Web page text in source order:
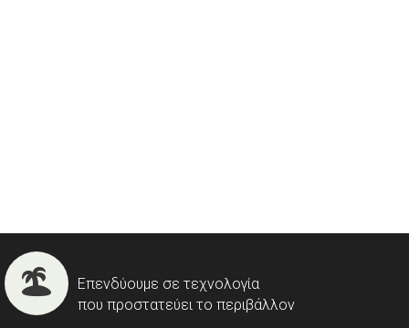
Επενδύουμε σε τεχνολογία
που προστατεύει το περιβάλλον